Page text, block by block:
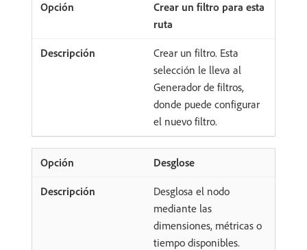
Crear un filtro para esta
ruta
Crear un filtro. Esta
selección le lleva al
Generador de filtros,
donde puede configurar
el nuevo filtro.
Desglose
Desglosa el nodo
mediante las
dimensiones, métricas o
tiempo disponibles.